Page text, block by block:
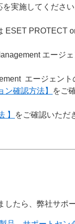
実施してください
PROTECT
エージ
エージェント
ン確認方法】
をご
】 をご確認いただ
たら、弊社サポ